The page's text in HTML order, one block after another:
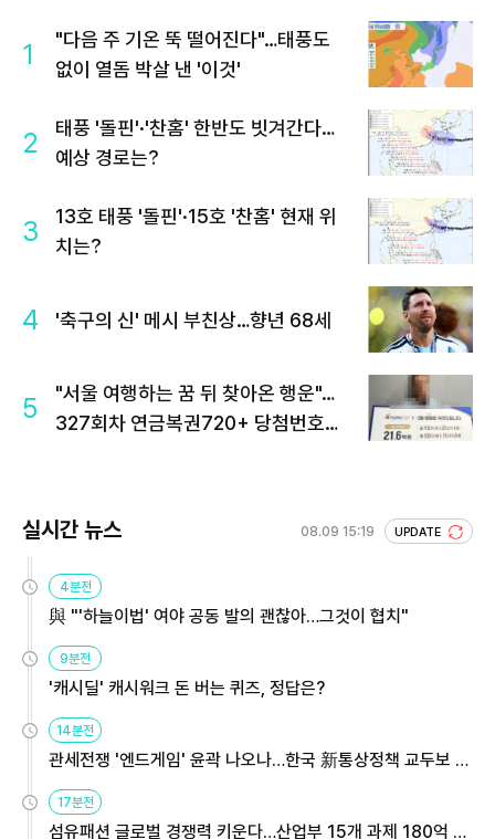
1
"다음 주 기온 뚝 떨어진다"…태풍도
없이 열돔 박살 낸 '이것'
2
태풍 '돌핀'·'찬홈' 한반도 빗겨간다…
예상 경로는?
3
13호 태풍 '돌핀'·15호 '찬홈' 현재 위
치는?
4 '축구의 신' 메시 부친상…향년 68세
5
"서울 여행하는 꿈 뒤 찾아온 행운"…
327회차 연금복권720+ 당첨번호조
실시간 뉴스 08.09 15:19 UPDATE
4분전
與 "'하늘이법' 여야 공동 발의 괜찮아…그것이 협치"
9분전
'캐시딜' 캐시워크 돈 버는 퀴즈, 정답은?
14분전
관세전쟁 '엔드게임' 윤곽 나오나…한국 新통상정책 교두보 활
용해야
17분전
섬유패션 글로벌 경쟁력 키운다…산업부 15개 과제 180억 지